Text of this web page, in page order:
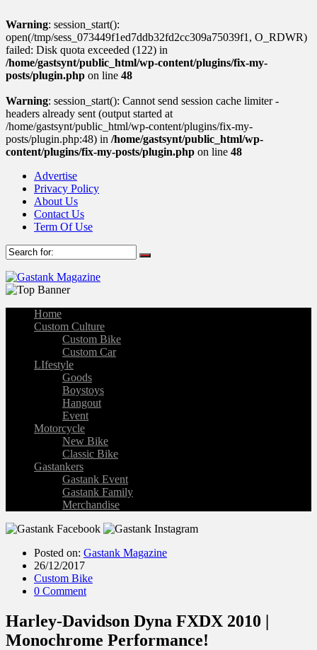
Warning: session_start():
open(/tmp/sess_073449f1ed7ddb32fd2cc309a75039f1, O_RDWR)
failed: Disk quota exceeded (122) in
/home/gastsynt/public_html/wp-content/plugins/fix-my-
posts/plugin.php on line 48
Warning: session_start(): Cannot send session cache limiter -
headers already sent (output started at
/home/gastsynt/public_html/wp-content/plugins/fix-my-
posts/plugin.php:48) in /home/gastsynt/public_html/wp-
content/plugins/fix-my-posts/plugin.php on line 48
Advertise
Privacy Policy
About Us
Contact Us
Term Of Use
Home
Custom Culture
Custom Bike
Custom Car
LIfestyle
Goods
Boystoys
Hangout
Event
Motorcycle
New Bike
Classic Bike
Gastankers
Gastank Event
Gastank Family
Merchandise
Posted on: Gastank Magazine
26/12/2017
Custom Bike
0 Comment
Harley-Davidson Dyna FXDX 2010 |
Monochrome Performance!